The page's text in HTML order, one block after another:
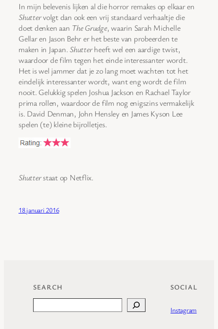
In mijn belevenis lijken al die horror remakes op elkaar en
Shuttervolgt dan ook een vrij standaard verhaaltje die
doet denken aan The Grudge, waarin Sarah Michelle
Gellar en Jason Behr er het beste van probeerden te
maken in Japan.Shutterheeft wel een aardige twist,
waardoor de film tegen het einde interessanter wordt.
Het is wel jammer dat je zo lang moet wachten tot het
eindelijk interessanter wordt, want eng wordt de film
nooit. Gelukkig spelen Joshua Jackson en Rachael Taylor
prima rollen, waardoor de film nog enigszins vermakelijk
is. David Denman, John Hensley en James Kyson Lee
spelen (te) kleine bijrolletjes.
Shutterstaat op Netflix.
18 januari 2016
SEARCH SOCIAL
Instagram